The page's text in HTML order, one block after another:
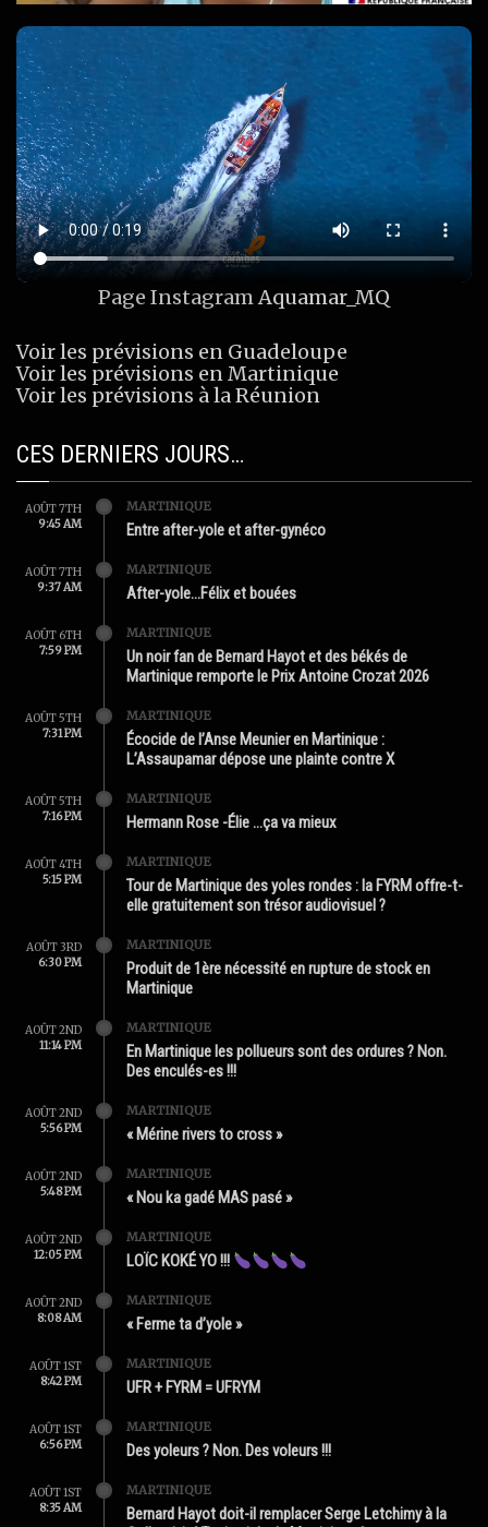
Page InstagramAquamar_MQ
Voir les prévisions en Guadeloupe
Voir les prévisions en Martinique
Voir les prévisions à la Réunion
CES DERNIERS JOURS…
AOÛT 7TH
9:45 AM
MARTINIQUE
Entre after-yole et after-gynéco
AOÛT 7TH
9:37 AM
MARTINIQUE
After-yole…Félix et bouées
AOÛT 6TH
7:59 PM
MARTINIQUE
Un noir fan de Bernard Hayot et des békés de
Martinique remporte le Prix Antoine Crozat 2026
AOÛT 5TH
7:31 PM
MARTINIQUE
Écocide de l’Anse Meunier en Martinique :
L’Assaupamar dépose une plainte contre X
AOÛT 5TH
7:16 PM
MARTINIQUE
Hermann Rose -Élie …ça va mieux
AOÛT 4TH
5:15 PM
MARTINIQUE
Tour de Martinique des yoles rondes : la FYRM offre-t-
elle gratuitement son trésor audiovisuel ?
AOÛT 3RD
6:30 PM
MARTINIQUE
Produit de 1ère nécessité en rupture de stock en
Martinique
AOÛT 2ND
11:14 PM
MARTINIQUE
En Martinique les pollueurs sont des ordures ? Non.
Des enculés-es !!!
AOÛT 2ND
5:56 PM
MARTINIQUE
« Mérine rivers to cross »
AOÛT 2ND
5:48 PM
MARTINIQUE
« Nou ka gadé MAS pasé »
AOÛT 2ND
12:05 PM
MARTINIQUE
LOÏC KOKÉ YO !!!
AOÛT 2ND
8:08 AM
MARTINIQUE
« Ferme ta d’yole »
AOÛT 1ST
8:42 PM
MARTINIQUE
UFR + FYRM = UFRYM
AOÛT 1ST
6:56 PM
MARTINIQUE
Des yoleurs ? Non. Des voleurs !!!
AOÛT 1ST
8:35 AM
MARTINIQUE
Bernard Hayot doit-il remplacer Serge Letchimy à la